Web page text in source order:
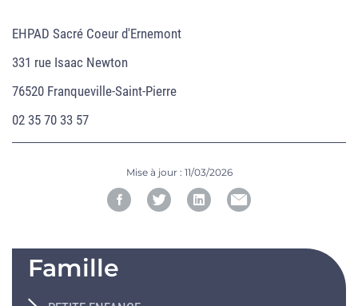
EHPAD Sacré Coeur d'Ernemont
331 rue Isaac Newton
76520 Franqueville-Saint-Pierre
02 35 70 33 57
Mise à jour : 11/03/2026
Famille